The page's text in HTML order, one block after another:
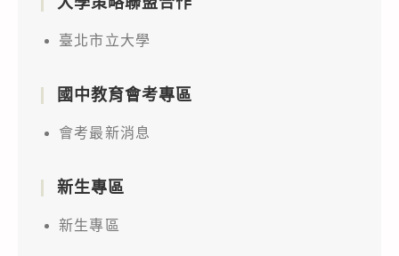
臺北市立大學
國中教育會考專區
會考最新消息
新生專區
新生專區